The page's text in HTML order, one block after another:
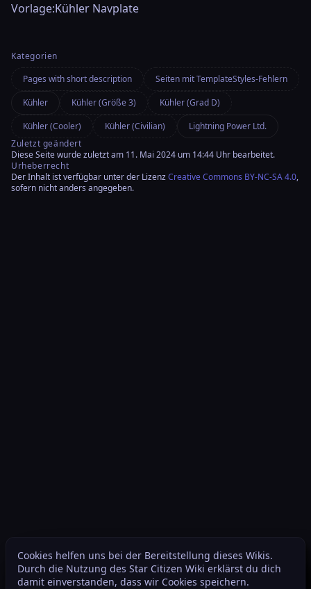
Weitere Sprachen
Ansichten
Vorlage:Kühler Navplate
Inhaltsverzeichnis
Kategorien
Pages with short description
Seiten mit TemplateStyles-Fehlern
Kühler
Kühler (Größe 3)
Kühler (Grad D)
Kühler (Cooler)
Kühler (Civilian)
Lightning Power Ltd.
Zuletzt geändert
Diese Seite wurde zuletzt am 11. Mai 2024 um 14:44 Uhr bearbeitet.
Urheberrecht
Der Inhalt ist verfügbar unter der LizenzCreative Commons BY-NC-SA 4.0,
sofern nicht anders angegeben.
Cookies helfen uns bei der Bereitstellung dieses Wikis.
Durch die Nutzung des Star Citizen Wiki erklärst du dich
damit einverstanden, dass wir Cookies speichern.